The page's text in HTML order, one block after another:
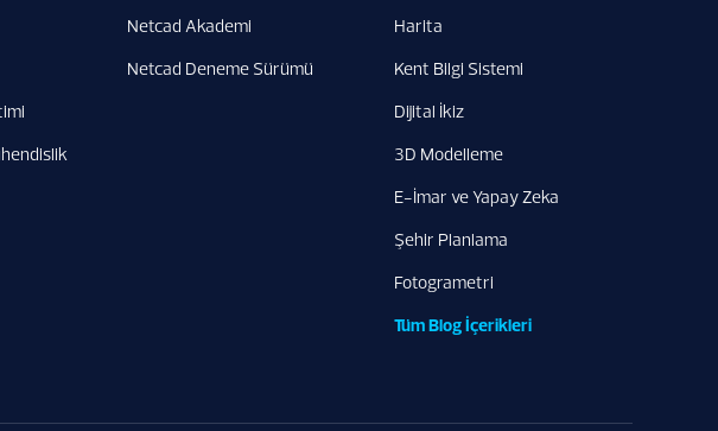
Netcad Akademi
Netcad Deneme Sürümü
Harita
Kent Bilgi Sistemi
Dijital İkiz
3D Modelleme
E-İmar ve Yapay Zeka
Şehir Planlama
Fotogrametri
Tüm Blog İçerikleri